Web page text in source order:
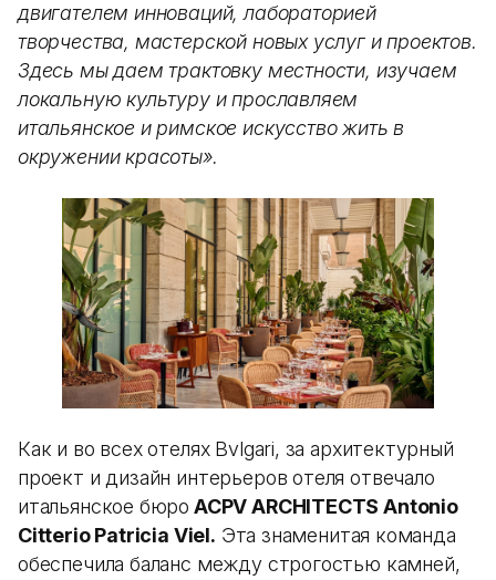
двигателем инноваций, лабораторией
творчества, мастерской новых услуг и проектов.
Здесь мы даем трактовку местности, изучаем
локальную культуру и прославляем
итальянское и римское искусство жить в
окружении красоты».
Как и во всех отелях Bvlgari, за архитектурный
проект и дизайн интерьеров отеля отвечало
итальянское бюро ACPV ARCHITECTS Antonio
Citterio Patricia Viel. Эта знаменитая команда
обеспечила баланс между строгостью камней,